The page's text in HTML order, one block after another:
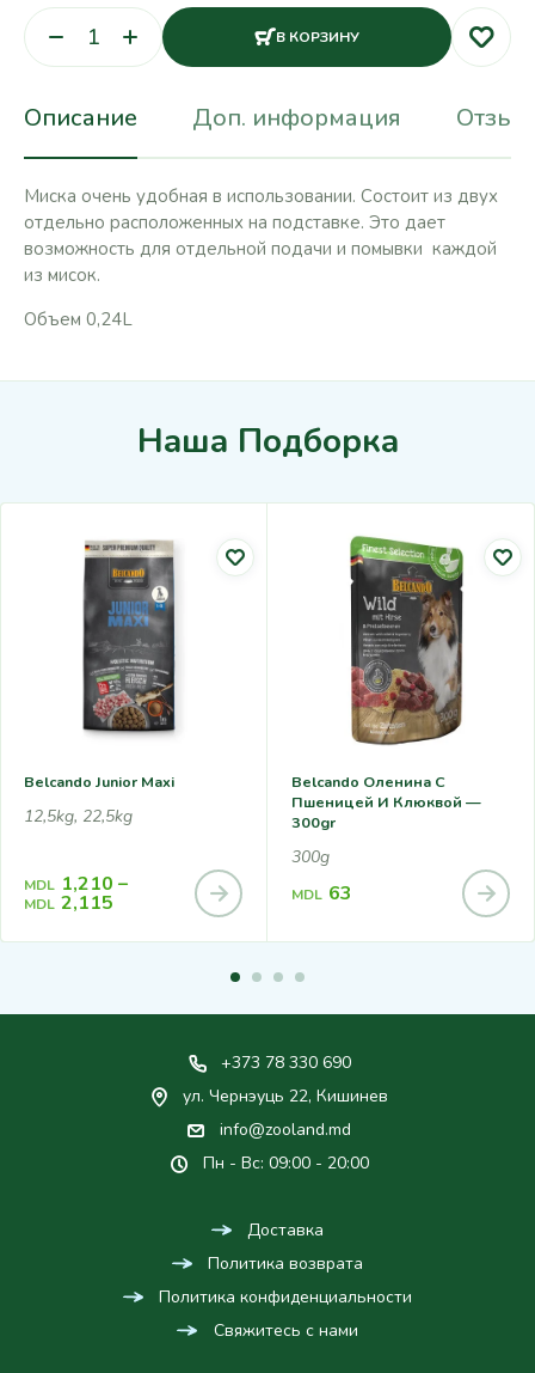
В КОРЗИНУ
Описание Доп. информация
Миска очень удобная в использовании. Состоит из двух
отдельно расположенных на подставке. Это дает
возможность для отдельной подачи и помывки каждой
из мисок.
Объем 0,24L
Наша Подборка
Belcando Junior Maxi
12,5kg, 22,5kg
MDL 1,210 –
MDL 2,115
Belcando Оленина С
Пшеницей И Клюквой —
300gr
300g
MDL 63
+373 78 330 690
ул. Чернэуць 22, Кишинев
info@zooland.md
Пн - Вс: 09:00 - 20:00
Доставка
Политика возврата
Политика конфиденциальности
Свяжитесь с нами